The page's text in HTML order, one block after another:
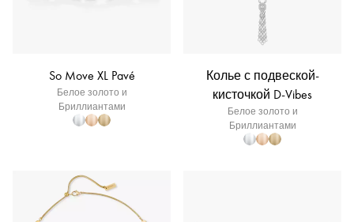
So Move XL Pavé
Белое золото и
Бриллиантами
Колье с подвеской-
кисточкой D-Vibes
Белое золото и
Бриллиантами